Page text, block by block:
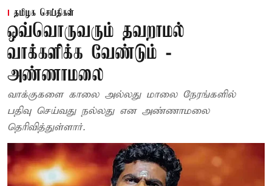
தமிழக செய்திகள்
ஒவ்வொருவரும் தவறாமல்
வாக்களிக்க வேண்டும் -
அண்ணாமலை
வாக்குகளை காலை அல்லது மாலை நேரங்களில்
பதிவு செய்வது நல்லது என அண்ணாமலை
தெரிவித்துள்ளார்.